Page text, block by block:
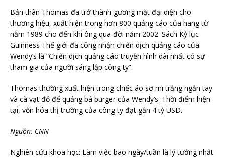
Bản thân Thomas đã trở thành gương mặt đại diện cho
thương hiệu, xuất hiện trong hơn 800 quảng cáo của hãng từ
năm 1989 cho đến khi ông qua đời năm 2002. Sách Kỷ lục
Guinness Thế giới đã công nhận chiến dịch quảng cáo của
Wendy’s là “Chiến dịch quảng cáo truyền hình dài nhất có sự
tham gia của người sáng lập công ty”.
Thomas thường xuất hiện trong chiếc áo sơ mi trắng ngắn tay
và cà vạt đỏ để quảng bá burger của Wendy’s. Thời điểm hiện
tại, vốn hóa thị trường của công ty đạt gần 4 tỷ USD.
Nguồn: CNN
Nghiên cứu khoa học: Làm việc bao ngày/tuần là lý tưởng nhất